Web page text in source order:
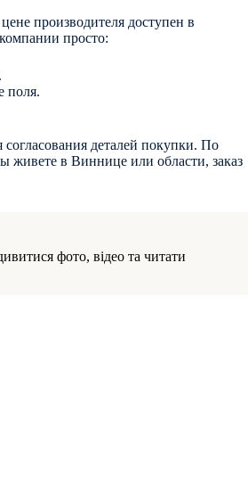
производителя доступен в
просто:
поля.
деталей покупки. По
живете в Виннице или области, заказ
фото, відео та читати